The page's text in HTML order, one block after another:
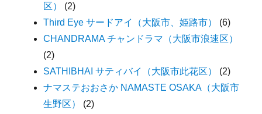
区）
(2)
Third Eye サードアイ（大阪市、姫路市）
(6)
CHANDRAMA チャンドラマ（大阪市浪速区）
(2)
SATHIBHAI サティバイ（大阪市此花区）
(2)
ナマステおおさか NAMASTE OSAKA（大阪市
生野区）
(2)